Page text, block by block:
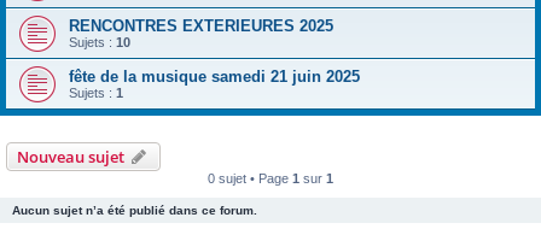
RENCONTRES EXTERIEURES 2025
Sujets : 10
fête de la musique samedi 21 juin 2025
Sujets : 1
Nouveau sujet
0 sujet • Page 1 sur 1
Aucun sujet n’a été publié dans ce forum.